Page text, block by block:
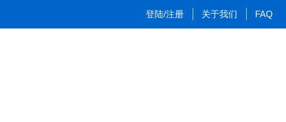
登陆/注册 关于我们 FAQ